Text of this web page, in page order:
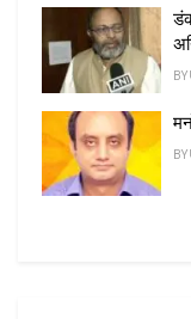
BY
BY